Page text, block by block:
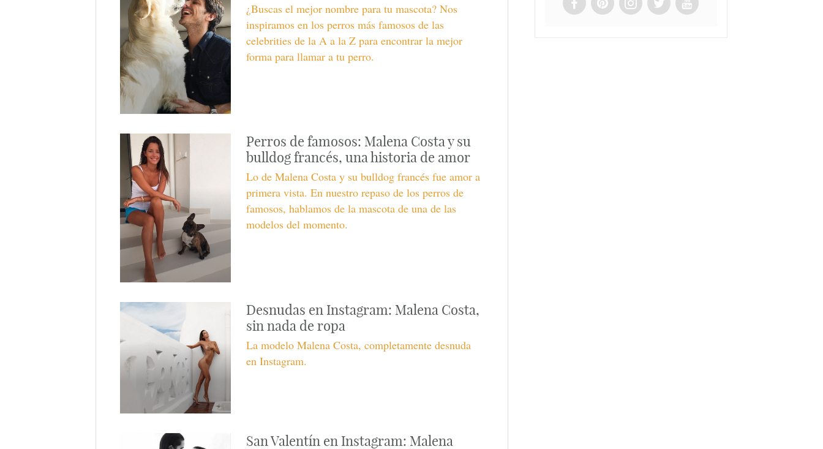
¿Buscas el mejor nombre para tu mascota? Nos
inspiramos en los perros más famosos de las
celebrities de la A a la Z para encontrar la mejor
forma para llamar a tu perro.
Perros de famosos: Malena Costa y su
bulldog francés, una historia de amor
Lo de Malena Costa y su bulldog francés fue amor a
primera vista. En nuestro repaso de los perros de
famosos, hablamos de la mascota de una de las
modelos del momento.
Desnudas en Instagram: Malena Costa,
sin nada de ropa
La modelo Malena Costa, completamente desnuda
en Instagram.
San Valentín en Instagram: Malena